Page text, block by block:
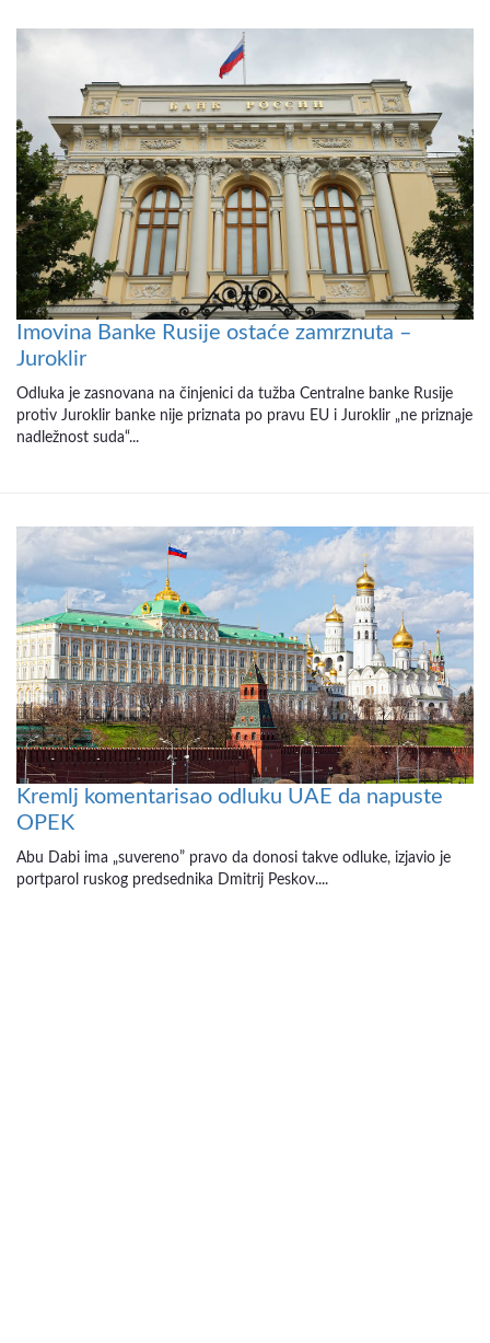
Imovina Banke Rusije ostaće zamrznuta –
Juroklir
Odluka je zasnovana na činjenici da tužba Centralne banke Rusije
protiv Juroklir banke nije priznata po pravu EU i Juroklir „ne priznaje
nadležnost suda“...
Kremlj komentarisao odluku UAE da napuste
OPEK
Abu Dabi ima „suvereno” pravo da donosi takve odluke, izjavio je
portparol ruskog predsednika Dmitrij Peskov....